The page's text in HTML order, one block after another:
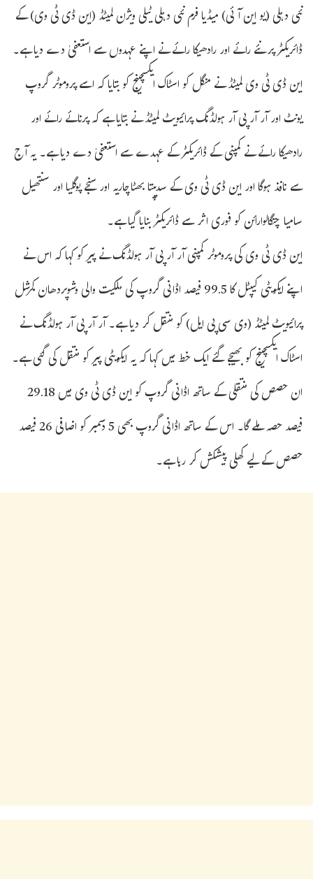
نئی دہلی (یو این آئی) میڈیا فرم نئی دہلی ٹیلی ویژن لمیٹڈ (این ڈی ٹی وی) کے
ڈائریکٹر پرنئے رائے اور رادھیکا رائے نے اپنے عہدوں سے استعفیٰ دے دیا ہے۔
این ڈی ٹی وی لمیٹڈ نے منگل کو اسٹاک ایکسچینج کو بتایا کہ اسے پروموٹر گروپ
یونٹ اور آر آر پی آر ہولڈنگ پرائیویٹ لمیٹڈ نے بتایا ہے کہ پرنائے رائے اور
رادھیکا رائے نے کمپنی کے ڈائریکٹر کے عہدے سے استعفیٰ دے دیا ہے۔ یہ آج
سے نافذ ہوگا اور این ڈی ٹی وی کے سدیپتا بھٹاچاریہ اور سنجے پوگلیا اور سنتھیل
سامیا چنگالوارائن کو فوری اثر سے ڈائریکٹر بنایا گیا ہے۔
این ڈی ٹی وی کی پروموٹر کمپنی آر آر پی آر ہولڈنگ نے پیر کو کہا کہ اس نے
اپنے ایکویٹی کیپٹل کا 99.5 فیصد اڈانی گروپ کی ملکیت والی وشوپردھان کمرشل
پرائیویٹ لمیٹڈ (وی سی پی ایل) کو منتقل کر دیا ہے۔ آر آر پی آر ہولڈنگ نے
اسٹاک ایکسچینج کو بھیجے گئے ایک خط میں کہا کہ یہ ایکویٹی پیر کو منتقل کی گئی ہے۔
ان حصص کی منتقلی کے ساتھ اڈانی گروپ کو این ڈی ٹی وی میں 29.18
فیصد حصہ ملے گا۔ اس کے ساتھ اڈانی گروپ بھی 5 دسمبر کو اضافی 26 فیصد
حصص کے لیے کھلی پیشکش کر رہا ہے۔